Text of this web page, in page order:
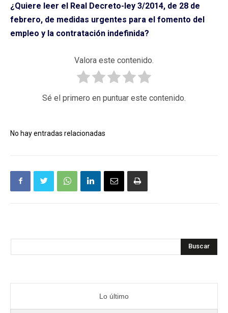
¿Quiere leer el Real Decreto-ley 3/2014, de 28 de
febrero, de medidas urgentes para el fomento del
empleo y la contratación indefinida?
Valora este contenido.
Sé el primero en puntuar este contenido.
No hay entradas relacionadas
Buscar
Lo último